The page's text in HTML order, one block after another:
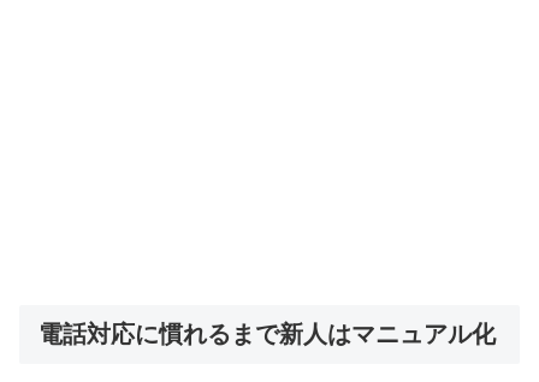
電話対応に慣れるまで新人はマニュアル化